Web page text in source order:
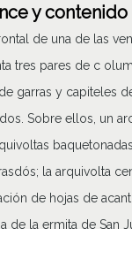
y contenido
de una de las
tres pares de c
garras y capiteles
Sobre ellos, un
la arquivolta
de hojas de
de la ermita de San